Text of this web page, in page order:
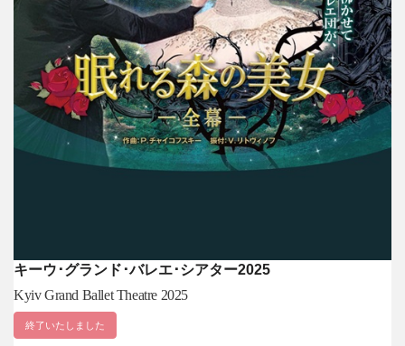
キーウ･グランド･バレエ･シアター2025
Kyiv Grand Ballet Theatre 2025
終了いたしました